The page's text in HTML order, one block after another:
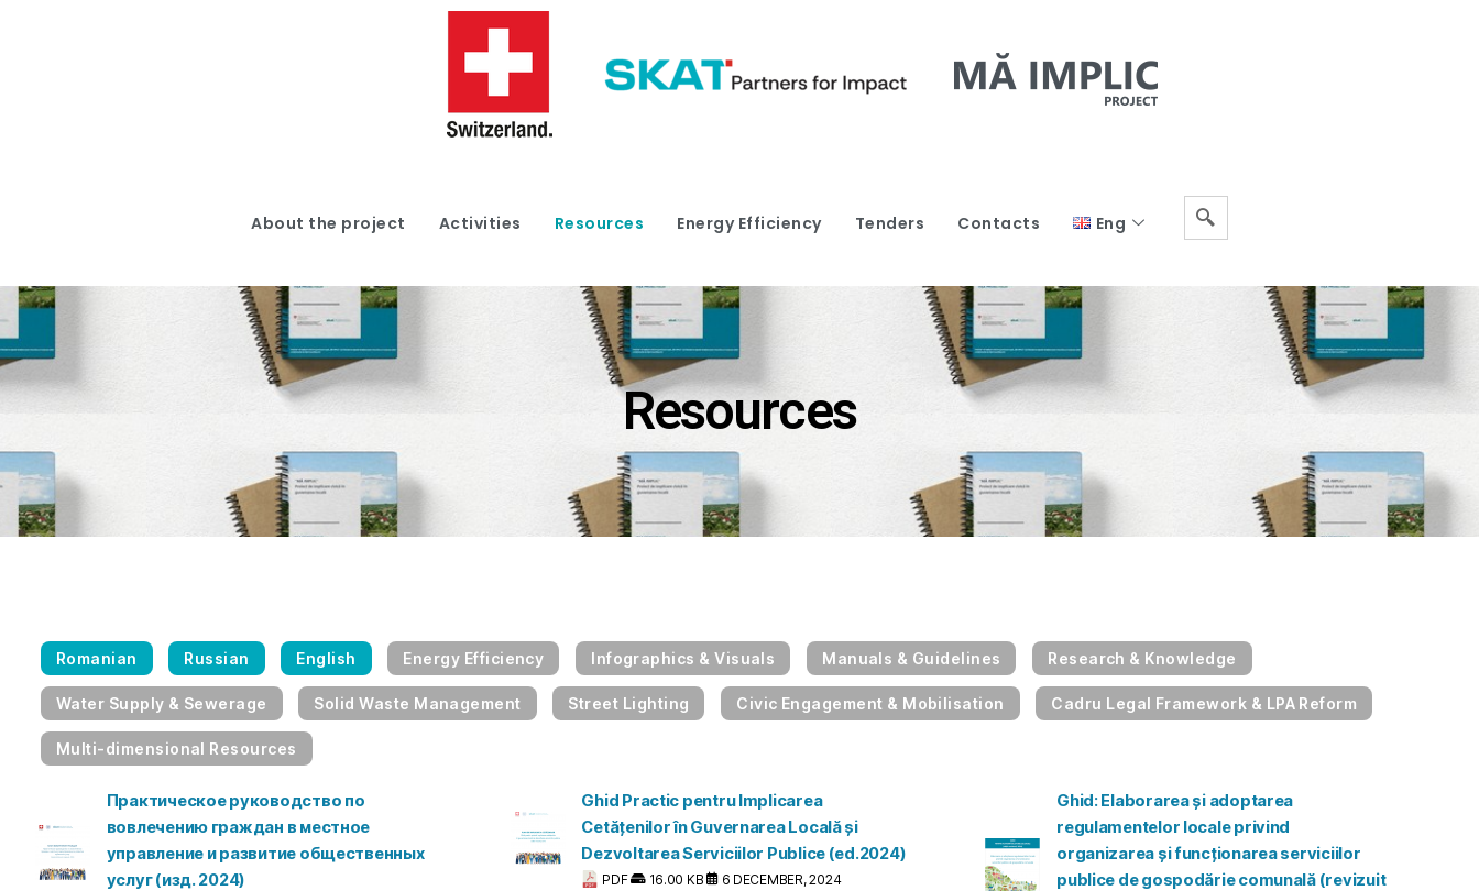
About the project Activities Resources Energy Efficiency Tenders Contacts Eng
Resources
Romanian Russian English Energy Efficiency Infographics & Visuals Manuals & Guidelines Research & Knowledge
Water Supply & Sewerage Solid Waste Management Street Lighting Civic Engagement & Mobilisation Cadru Legal Framework & LPA Reform
Multi-dimensional Resources
Практическое руководство по
вовлечению граждан в местное
управление и развитие общественных
услуг (изд. 2024)
Ghid Practic pentru Implicarea
Cetățenilor în Guvernarea Locală și
Dezvoltarea Serviciilor Publice (ed.2024)
PDF 16.00 KB 6 DECEMBER, 2024
Ghid: Elaborarea și adoptarea
regulamentelor locale privind
organizarea și funcționarea serviciilor
publice de gospodărie comunală (revizuit